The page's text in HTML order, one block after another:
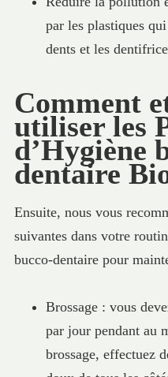
par les plastiques
dents et les
Comment
utiliser les
d’Hygiène
dentaire
Ensuite, nous vous
suivantes dans votre
bucco-dentaire pour
Brossage : vous
par jour pendant au
brossage, effectuez